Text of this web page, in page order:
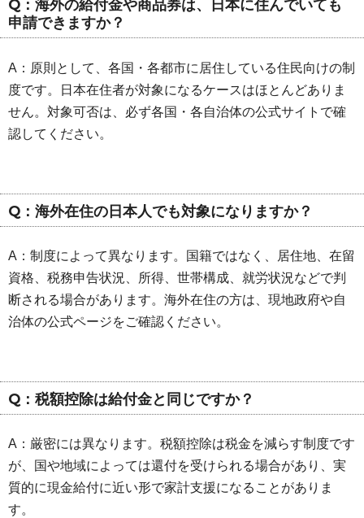
Q：海外の給付金や商品券は、日本に住んでいても
申請できますか？
A：原則として、各国・各都市に居住している住民向けの制
度です。日本在住者が対象になるケースはほとんどありま
せん。対象可否は、必ず各国・各自治体の公式サイトで確
認してください。
Q：海外在住の日本人でも対象になりますか？
A：制度によって異なります。国籍ではなく、居住地、在留
資格、税務申告状況、所得、世帯構成、就労状況などで判
断される場合があります。海外在住の方は、現地政府や自
治体の公式ページをご確認ください。
Q：税額控除は給付金と同じですか？
A：厳密には異なります。税額控除は税金を減らす制度です
が、国や地域によっては還付を受けられる場合があり、実
質的に現金給付に近い形で家計支援になることがありま
す。